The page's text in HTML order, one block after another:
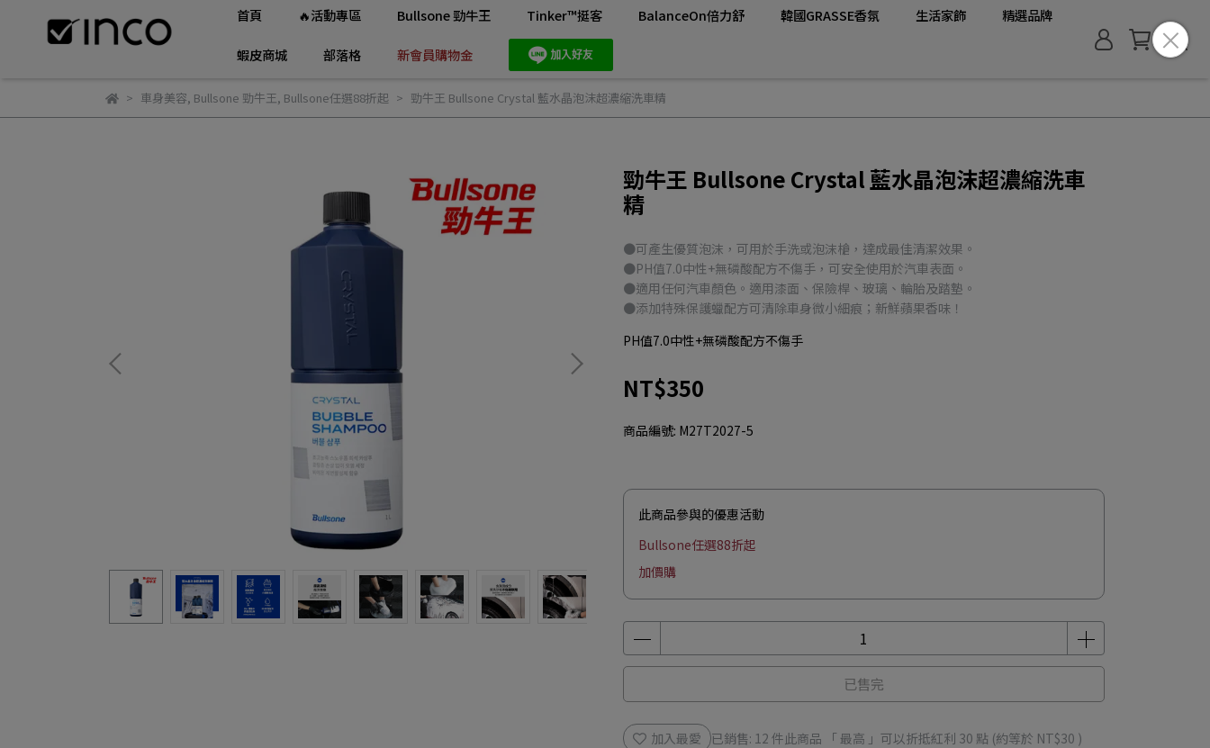
首頁 🔥活動專區 Bullsone 勁牛王 Tinker™挺客 BalanceOn倍力舒 韓國GRASSE香氛 生活家飾 精選品牌
蝦皮商城 部落格 新會員購物金
車身美容, Bullsone 勁牛王, Bullsone任選88折起 勁牛王 Bullsone Crystal 藍水晶泡沫超濃縮洗車精
勁牛王 Bullsone Crystal 藍水晶泡沫超濃縮洗車
精
●可產生優質泡沫，可用於手洗或泡沫槍，達成最佳清潔效果。
●PH值7.0中性+無磷酸配方不傷手，可安全使用於汽車表面。
●適用任何汽車顏色。適用漆面、保險桿、玻璃、輪胎及踏墊。
●添加特殊保護蠟配方可清除車身微小細痕；新鮮蘋果香味！
PH值7.0中性+無磷酸配方不傷手
NT$350
商品編號: M27T2027-5
此商品參與的優惠活動
Bullsone任選88折起
加價購
已售完
加入最愛 已銷售: 12 件此商品 「 最高 」可以折抵紅利 30 點 (約等於 NT$30 )